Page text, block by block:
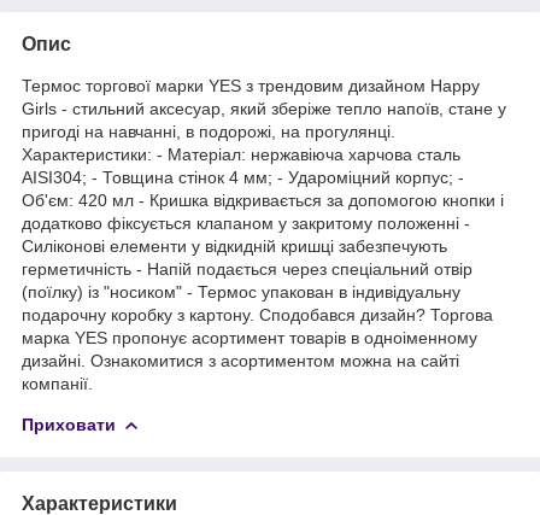
Опис
Термос торгової марки YES з трендовим дизайном Happy
Girls - стильний аксесуар, який зберіже тепло напоїв, стане у
пригоді на навчанні, в подорожі, на прогулянці.
Характеристики: - Матеріал: нержавіюча харчова сталь
AISI304; - Товщина стінок 4 мм; - Удароміцний корпус; -
Об'єм: 420 мл - Кришка відкривається за допомогою кнопки і
додатково фіксується клапаном у закритому положенні -
Силіконові елементи у відкидній кришці забезпечують
герметичність - Напій подається через спеціальний отвір
(поїлку) із "носиком" - Термос упакован в індивідуальну
подарочну коробку з картону. Сподобався дизайн? Торгова
марка YES пропонує асортимент товарів в одноіменному
дизайні. Ознакомитися з асортиментом можна на сайті
компанії.
Приховати
Характеристики